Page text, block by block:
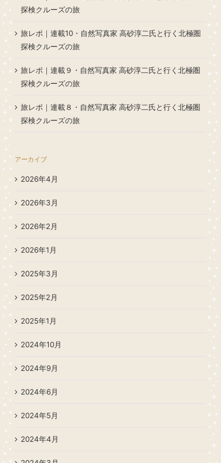
探検クルーズの旅
旅レポ｜連載10・自然写真家 高砂淳二氏と行く北極圏
探検クルーズの旅
旅レポ｜連載９・自然写真家 高砂淳二氏と行く北極圏
探検クルーズの旅
旅レポ｜連載８・自然写真家 高砂淳二氏と行く北極圏
探検クルーズの旅
アーカイブ
2026年4月
2026年3月
2026年2月
2026年1月
2025年3月
2025年2月
2025年1月
2024年10月
2024年9月
2024年6月
2024年5月
2024年4月